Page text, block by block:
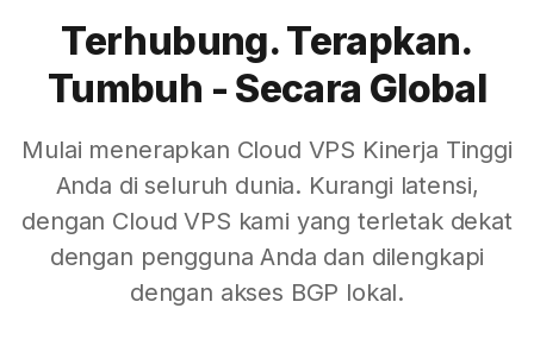
Terhubung. Terapkan.
Tumbuh - Secara Global
Mulai menerapkan Cloud VPS Kinerja Tinggi
Anda di seluruh dunia. Kurangi latensi,
dengan Cloud VPS kami yang terletak dekat
dengan pengguna Anda dan dilengkapi
dengan akses BGP lokal.